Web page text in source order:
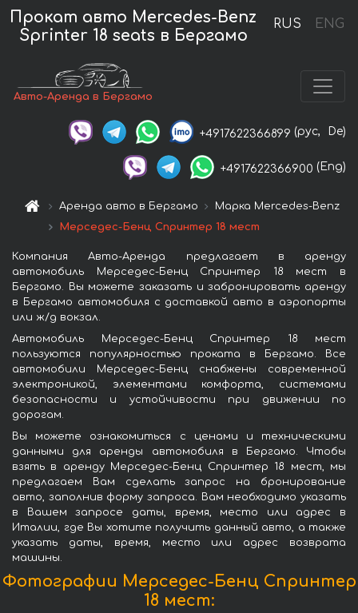
RUS ENG
Прокат авто Mercedes-Benz
Sprinter 18 seats в Бергамо
Авто-Аренда в Бергамо
+4917622366899 (рус, De)
+4917622366900 (Eng)
Аренда авто в Бергамо
Марка Mercedes-Benz
Мерседес-Бенц Спринтер 18 мест
Компания Авто-Аренда предлагает в аренду
автомобиль Мерседес-Бенц Спринтер 18 мест в
Бергамо. Вы можете заказать и забронировать аренду
в Бергамо автомобиля с доставкой авто в аэропорты
или ж/д вокзал.
Автомобиль Мерседес-Бенц Спринтер 18 мест
пользуются популярностью проката в Бергамо. Все
автомобили Мерседес-Бенц снабжены современной
электроникой, элементами комфорта, системами
безопасности и устойчивости при движении по
дорогам.
Вы можете ознакомиться с ценами и техническими
данными для аренды автомобиля в Бергамо. Чтобы
взять в аренду Мерседес-Бенц Спринтер 18 мест, мы
предлагаем Вам сделать запрос на бронирование
авто, заполнив форму запроса. Вам необходимо указать
в Вашем запросе даты, время, место или адрес в
Италии, где Вы хотите получить данный авто, а также
указать даты, время, место или адрес возврата
машины.
Фотографии Мерседес-Бенц Спринтер
18 мест: